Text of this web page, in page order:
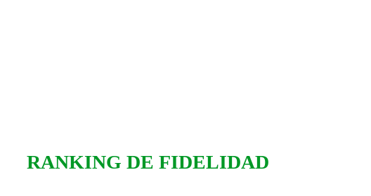
RANKING DE FIDELIDAD